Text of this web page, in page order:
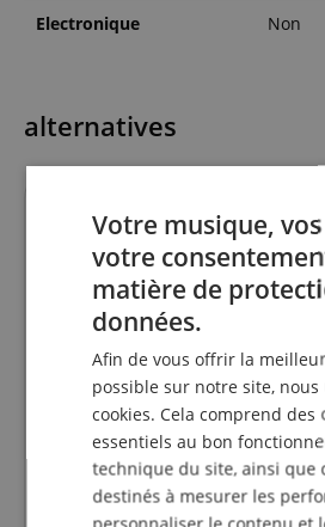
Electronique Non
alternatives
342
Classic Cantabile Acoustic
Series AS-851 4/4 Guitare
Classique Concert Set
Débutant
Votre musique,
votre
matière de
données.
Afin de vous offrir la
possible sur notre site,
cookies. Cela comprend des
essentiels au bon
technique du site, ainsi que
destinés à mesurer les